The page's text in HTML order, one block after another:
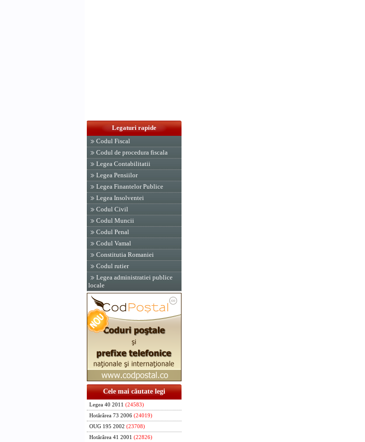
Legaturi rapide
Codul Fiscal
Codul de procedura fiscala
Legea Contabilitatii
Legea Pensiilor
Legea Finantelor Publice
Legea Insolventei
Codul Civil
Codul Muncii
Codul Penal
Codul Vamal
Constitutia Romaniei
Codul rutier
Legea administratiei publice
locale
Cele mai căutate legi
Legea 40 2011 (24583)
Hotărârea 73 2006 (24019)
OUG 195 2002 (23708)
Hotărârea 41 2001 (22826)